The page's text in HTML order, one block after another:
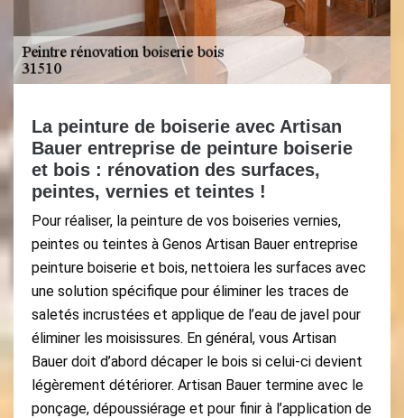
La peinture de boiserie avec Artisan
Bauer entreprise de peinture boiserie
et bois : rénovation des surfaces,
peintes, vernies et teintes !
Pour réaliser, la peinture de vos boiseries vernies,
peintes ou teintes à Genos Artisan Bauer entreprise
peinture boiserie et bois, nettoiera les surfaces avec
une solution spécifique pour éliminer les traces de
saletés incrustées et applique de l’eau de javel pour
éliminer les moisissures. En général, vous Artisan
Bauer doit d’abord décaper le bois si celui-ci devient
légèrement détériorer. Artisan Bauer termine avec le
ponçage, dépoussiérage et pour finir à l’application de